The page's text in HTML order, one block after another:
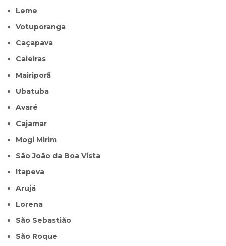
Leme
Votuporanga
Caçapava
Caieiras
Mairiporã
Ubatuba
Avaré
Cajamar
Mogi Mirim
São João da Boa Vista
Itapeva
Arujá
Lorena
São Sebastião
São Roque